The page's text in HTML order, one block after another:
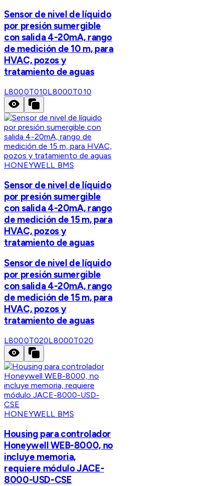
Sensor de nivel de líquido
por presión sumergible
con salida 4-20mA, rango
de medición de 10 m, para
HVAC, pozos y
tratamiento de aguas
L8000T010L8000T010
HONEYWELL BMS
Sensor de nivel de líquido
por presión sumergible
con salida 4-20mA, rango
de medición de 15 m, para
HVAC, pozos y
tratamiento de aguas
Sensor de nivel de líquido
por presión sumergible
con salida 4-20mA, rango
de medición de 15 m, para
HVAC, pozos y
tratamiento de aguas
L8000T020L8000T020
HONEYWELL BMS
Housing para controlador
Honeywell WEB-8000, no
incluye memoria,
requiere módulo JACE-
8000-USD-CSE